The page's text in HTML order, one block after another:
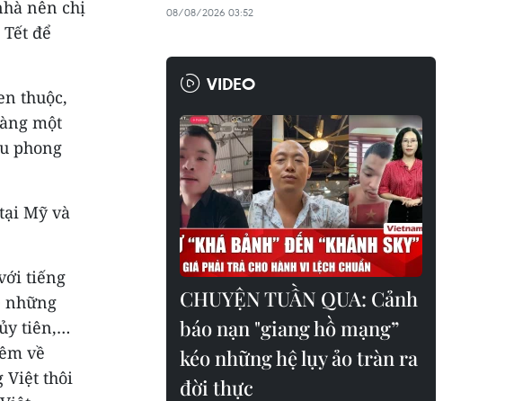
nên chị
để
thuộc,
một
phong
Mỹ và
tiếng
những
tiên,…
về
Việt thôi
08/08/2026 03:52
VIDEO
CHUYỆN TUẦN QUA: Cảnh
báo nạn "giang hồ mạng”
kéo những hệ lụy ảo tràn ra
đời thực